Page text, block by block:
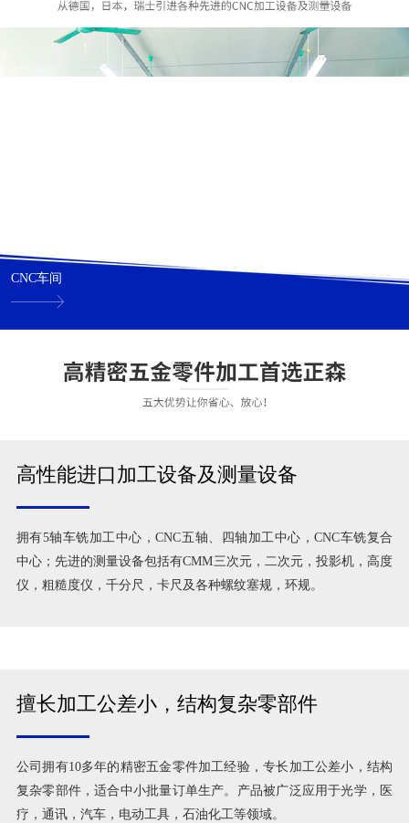
CNC车间
高性能进口加工设备及测量设备
拥有5轴车铣加工中心，CNC五轴、四轴加工中心，CNC车铣复合
中心；先进的测量设备包括有CMM三次元，二次元，投影机，高度
仪，粗糙度仪，千分尺，卡尺及各种螺纹塞规，环规。
擅长加工公差小，结构复杂零部件
公司拥有10多年的精密五金零件加工经验，专长加工公差小，结构
复杂零部件，适合中小批量订单生产。产品被广泛应用于光学，医
疗，通讯，汽车，电动工具，石油化工等领域。